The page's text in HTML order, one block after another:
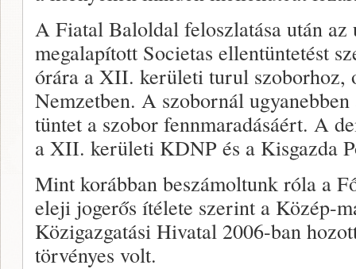
A Fiatal Baloldal feloszlatása után
megalapított Societas ellentüntetést
órára a XII. kerületi turul szoborhoz,
Nemzetben. A szobornál
tüntet a szobor fennmaradásáért. A
a XII. kerületi KDNP és a Kisgazda
Mint korábban beszámoltunk róla a
eleji jogerős ítélete szerint a Közép-
Közigazgatási Hivatal 2006-ban
törvényes volt.